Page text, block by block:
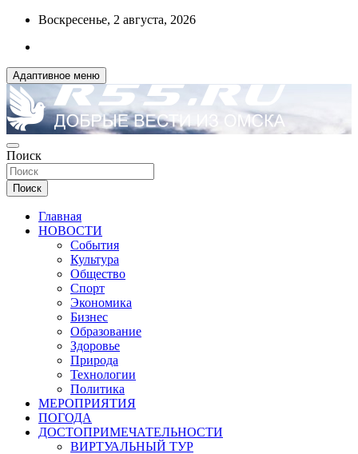
Перейти
содержимому
Воскресенье, 2 августа, 2026
Адаптивное меню
R55.RU
ДОБРЫЕ ВЕСТИ ИЗ ОМСКА
Поиск
Поиск
Главная
НОВОСТИ
События
Культура
Общество
Спорт
Экономика
Бизнес
Образование
Здоровье
Природа
Технологии
Политика
МЕРОПРИЯТИЯ
ПОГОДА
ДОСТОПРИМЕЧАТЕЛЬНОСТИ
ВИРТУАЛЬНЫЙ ТУР